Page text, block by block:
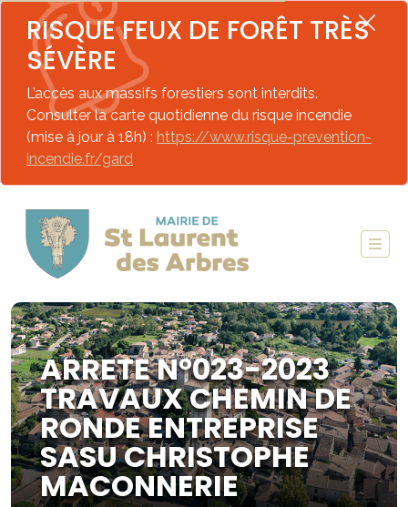
RISQUE FEUX DE FORÊT TRÈS
SÉVÈRE
L’accès aux massifs forestiers sont interdits.
Consulter la carte quotidienne du risque incendie
(mise à jour à 18h) : https://www.risque-prevention-
incendie.fr/gard
ARRETE N°023-2023
TRAVAUX CHEMIN DE
RONDE ENTREPRISE
SASU CHRISTOPHE
MACONNERIE